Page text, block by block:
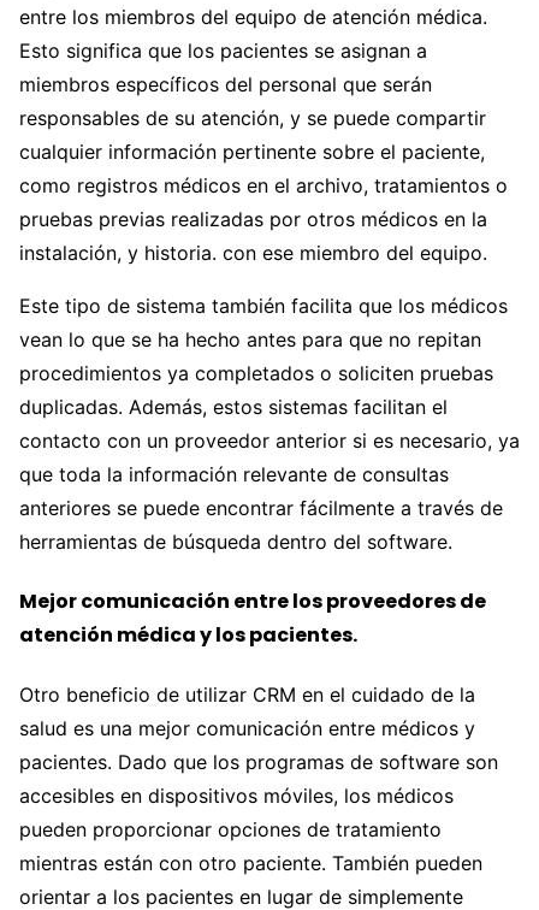
entre los miembros del equipo de atención médica.
Esto significa que los pacientes se asignan a
miembros específicos del personal que serán
responsables de su atención, y se puede compartir
cualquier información pertinente sobre el paciente,
como registros médicos en el archivo, tratamientos o
pruebas previas realizadas por otros médicos en la
instalación, y historia. con ese miembro del equipo.
Este tipo de sistema también facilita que los médicos
vean lo que se ha hecho antes para que no repitan
procedimientos ya completados o soliciten pruebas
duplicadas. Además, estos sistemas facilitan el
contacto con un proveedor anterior si es necesario, ya
que toda la información relevante de consultas
anteriores se puede encontrar fácilmente a través de
herramientas de búsqueda dentro del software.
Mejor comunicación entre los proveedores de
atención médica y los pacientes.
Otro beneficio de utilizar CRM en el cuidado de la
salud es una mejor comunicación entre médicos y
pacientes. Dado que los programas de software son
accesibles en dispositivos móviles, los médicos
pueden proporcionar opciones de tratamiento
mientras están con otro paciente. También pueden
orientar a los pacientes en lugar de simplemente